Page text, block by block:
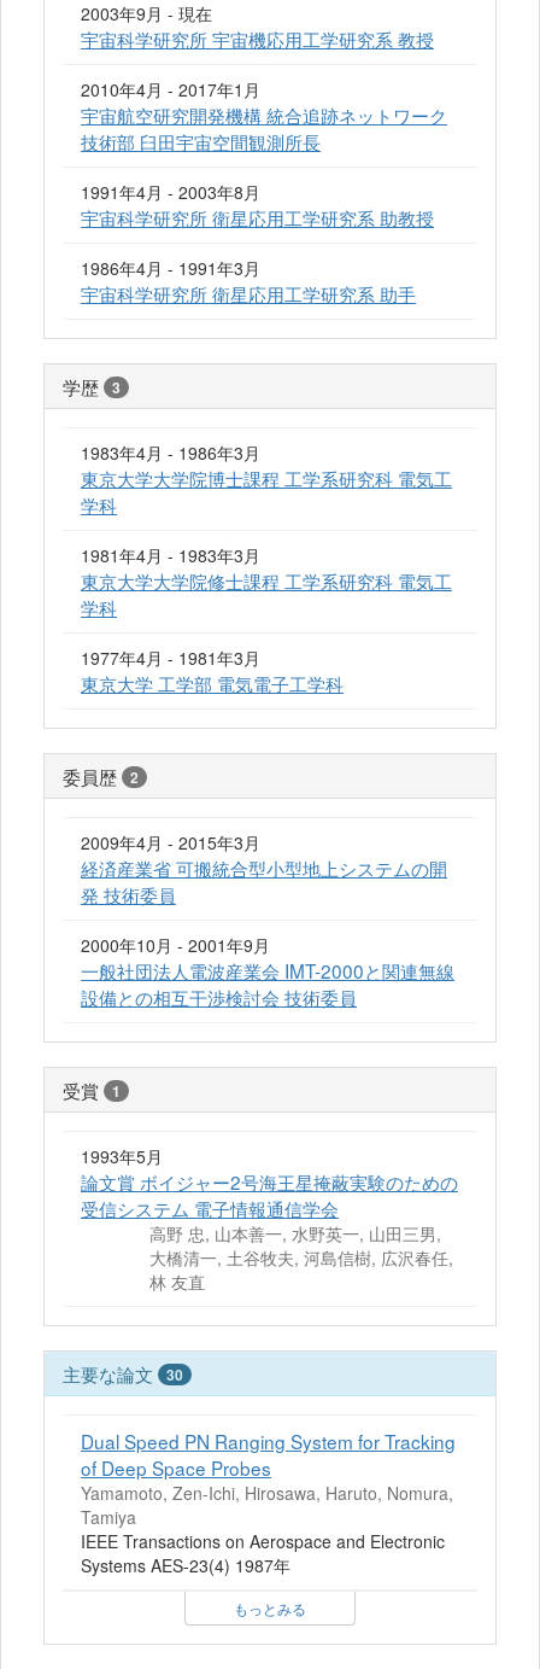
2003年9月 - 現在
宇宙科学研究所 宇宙機応用工学研究系 教授
2010年4月 - 2017年1月
宇宙航空研究開発機構 統合追跡ネットワーク
技術部 臼田宇宙空間観測所長
1991年4月 - 2003年8月
宇宙科学研究所 衛星応用工学研究系 助教授
1986年4月 - 1991年3月
宇宙科学研究所 衛星応用工学研究系 助手
学歴 3
1983年4月 - 1986年3月
東京大学大学院博士課程 工学系研究科 電気工
学科
1981年4月 - 1983年3月
東京大学大学院修士課程 工学系研究科 電気工
学科
1977年4月 - 1981年3月
東京大学 工学部 電気電子工学科
委員歴 2
2009年4月 - 2015年3月
経済産業省 可搬統合型小型地上システムの開
発 技術委員
2000年10月 - 2001年9月
一般社団法人電波産業会 IMT-2000と関連無線
設備との相互干渉検討会 技術委員
受賞 1
1993年5月
論文賞 ボイジャー2号海王星掩蔽実験のための
受信システム 電子情報通信学会
高野 忠, 山本善一, 水野英一, 山田三男,
大橋清一, 土谷牧夫, 河島信樹, 広沢春任,
林 友直
主要な論文 30
Dual Speed PN Ranging System for Tracking
of Deep Space Probes
Yamamoto, Zen-Ichi, Hirosawa, Haruto, Nomura,
Tamiya
IEEE Transactions on Aerospace and Electronic
Systems AES-23(4) 1987年
もっとみる